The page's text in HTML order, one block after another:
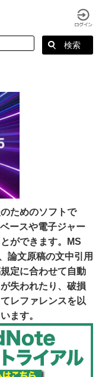
ためのソフトで
ースや電子ジャー
ができます。MS
論文原稿の文中引用
定に合わせて自動
失われたり、破損
レファレンスを以
ます。